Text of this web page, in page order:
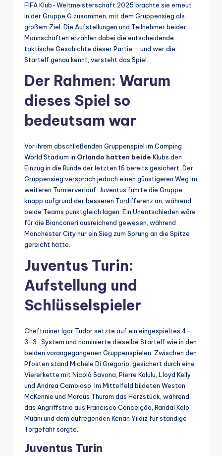
FIFA Klub-Weltmeisterschaft 2025 brachte sie erneut
in der Gruppe G zusammen, mit dem Gruppensieg als
großem Ziel. Die Aufstellungen und Teilnehmer beider
Mannschaften erzählen dabei die entscheidende
taktische Geschichte dieser Partie – und wer die
Startelf genau kennt, versteht das Spiel.
Der Rahmen: Warum
dieses Spiel so
bedeutsam war
Vor ihrem abschließenden Gruppenspiel im Camping
World Stadium in Orlando hatten beide Klubs den
Einzug in die Runde der letzten 16 bereits gesichert. Der
Gruppensieg versprach jedoch einen günstigeren Weg im
weiteren Turnierverlauf. Juventus führte die Gruppe
knapp aufgrund der besseren Tordifferenz an, während
beide Teams punktgleich lagen. Ein Unentschieden wäre
für die Bianconeri ausreichend gewesen, während
Manchester City nur ein Sieg zum Sprung an die Spitze
gereicht hätte.
Juventus Turin:
Aufstellung und
Schlüsselspieler
Cheftrainer Igor Tudor setzte auf ein eingespieltes 4-
3-3-System und nominierte dieselbe Startelf wie in den
beiden vorangegangenen Gruppenspielen. Zwischen den
Pfosten stand Michele Di Gregorio, gesichert durch eine
Viererkette mit Nicolò Savona, Pierre Kalulu, Lloyd Kelly
und Andrea Cambiaso. Im Mittelfeld bildeten Weston
McKennie und Marcus Thuram das Herzstück, während
das Angriffstrio aus Francisco Conceição, Randal Kolo
Muani und dem aufregenden Kenan Yıldız für ständige
Torgefahr sorgte.
Juventus Turin